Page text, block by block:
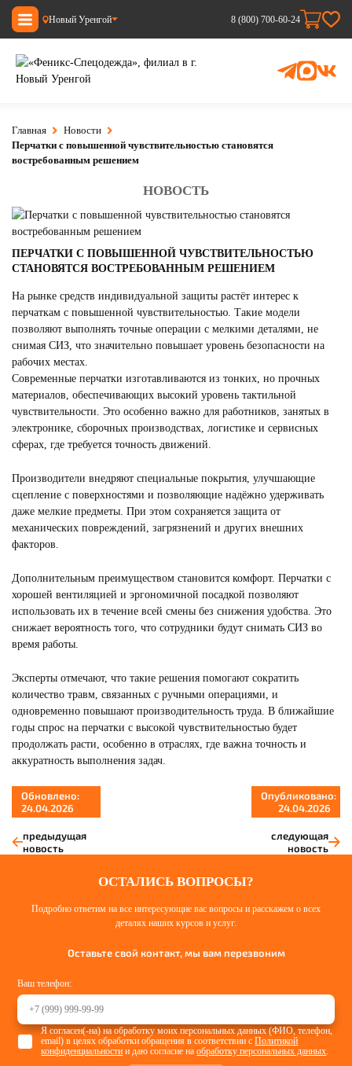
Новый Уренгой 8 (800) 700-60-24
Главная
Новости
Перчатки с повышенной чувствительностью становятся
востребованным решением
НОВОСТЬ
ПЕРЧАТКИ С ПОВЫШЕННОЙ ЧУВСТВИТЕЛЬНОСТЬЮ
СТАНОВЯТСЯ ВОСТРЕБОВАННЫМ РЕШЕНИЕМ
На рынке средств индивидуальной защиты растёт интерес к
перчаткам с повышенной чувствительностью. Такие модели
позволяют выполнять точные операции с мелкими деталями, не
снимая СИЗ, что значительно повышает уровень безопасности на
рабочих местах.
Современные перчатки изготавливаются из тонких, но прочных
материалов, обеспечивающих высокий уровень тактильной
чувствительности. Это особенно важно для работников, занятых в
электронике, сборочных производствах, логистике и сервисных
сферах, где требуется точность движений.
Производители внедряют специальные покрытия, улучшающие
сцепление с поверхностями и позволяющие надёжно удерживать
даже мелкие предметы. При этом сохраняется защита от
механических повреждений, загрязнений и других внешних
факторов.
Дополнительным преимуществом становится комфорт. Перчатки с
хорошей вентиляцией и эргономичной посадкой позволяют
использовать их в течение всей смены без снижения удобства. Это
снижает вероятность того, что сотрудники будут снимать СИЗ во
время работы.
Эксперты отмечают, что такие решения помогают сократить
количество травм, связанных с ручными операциями, и
одновременно повышают производительность труда. В ближайшие
годы спрос на перчатки с высокой чувствительностью будет
продолжать расти, особенно в отраслях, где важна точность и
аккуратность выполнения задач.
Обновлено:
24.04.2026
Опубликовано:
24.04.2026
предыдущая
новость
следующая
новость
ОСТАЛИСЬ ВОПРОСЫ?
Подробно ответим на все интересующие вас вопросы и расскажем о всех
деталях наших курсов и услуг.
Оставьте свой контакт, мы вам перезвоним
Ваш телефон:
Я согласен(-на) на обработку моих персональных данных (ФИО, телефон,
email) в целях обработки обращения в соответствии сПолитикой
конфиденциальности и даю согласие наобработку персональных данных.